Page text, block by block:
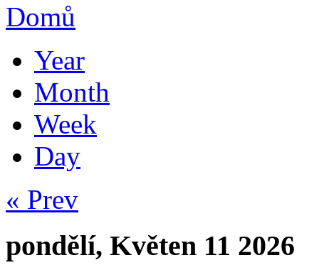
Domů
Year
Month
Week
Day
« Prev
pondělí, Květen 11 2026